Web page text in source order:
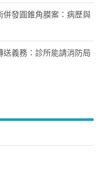
併發圓錐角膜案：病歷與
義務：診所能請消防局